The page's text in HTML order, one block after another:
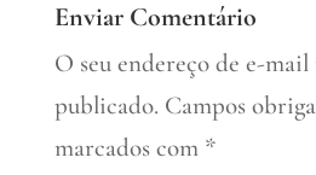
Enviar Comentário
O seu endereço de e-mail
publicado. Campos
marcados com *